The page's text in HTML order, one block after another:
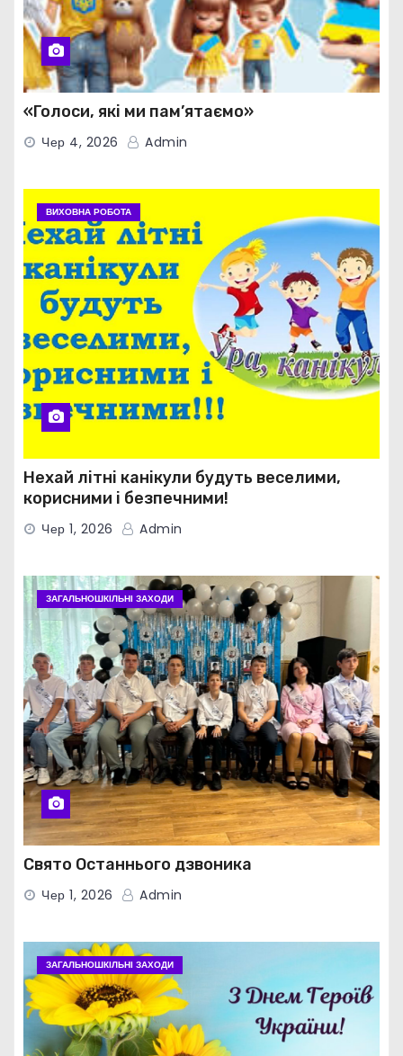
«Голоси, які ми пам’ятаємо»
Чер 4, 2026 Admin
ВИХОВНА РОБОТА
Нехай літні канікули будуть веселими,
корисними і безпечними!
Чер 1, 2026 Admin
ЗАГАЛЬНОШКІЛЬНІ ЗАХОДИ
Свято Останнього дзвоника
Чер 1, 2026 Admin
ЗАГАЛЬНОШКІЛЬНІ ЗАХОДИ